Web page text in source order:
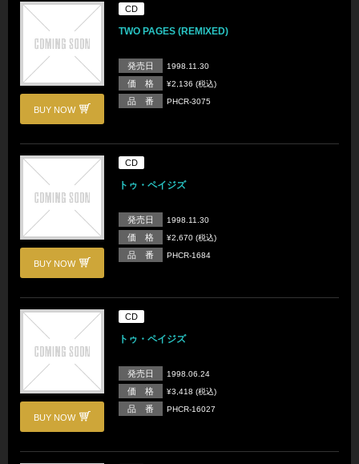
BUY NOW
CD
TWO PAGES (REMIXED)
発売日 1998.11.30
価 格 ¥2,136 (税込)
品 番 PHCR-3075
BUY NOW
CD
トゥ・ペイジズ
発売日 1998.11.30
価 格 ¥2,670 (税込)
品 番 PHCR-1684
BUY NOW
CD
トゥ・ペイジズ
発売日 1998.06.24
価 格 ¥3,418 (税込)
品 番 PHCR-16027